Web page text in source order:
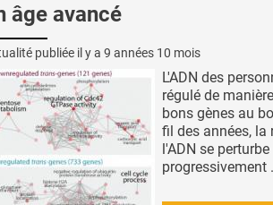
âge avancé
publiée il y a 9 années 10 mois
L'ADN des
régulé de
bons gènes au
fil des années, la
l'ADN se perturbe
progressivement